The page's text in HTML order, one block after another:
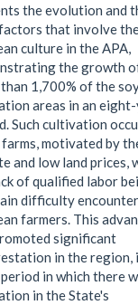
the evolution and
that involve
culture in the APA,
the growth
1,700% of the
areas in an
Such cultivation
motivated by
and low land prices,
of qualified labor
difficulty
farmers. This
significant
in the region,
in which there
in the State's